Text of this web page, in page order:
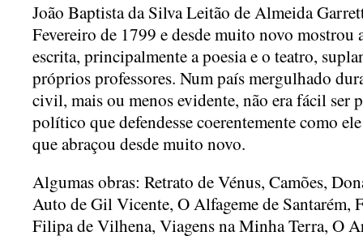
João Baptista da Silva Leitão de Almeida
Fevereiro de 1799 e desde muito novo mostrou
escrita, principalmente a poesia e o teatro,
próprios professores. Num país mergulhado
civil, mais ou menos evidente, não era fácil ser
político que defendesse coerentemente como
que abraçou desde muito novo.
Algumas obras: Retrato de Vénus, Camões,
Auto de Gil Vicente, O Alfageme de Santarém,
Filipa de Vilhena, Viagens na Minha Terra, O